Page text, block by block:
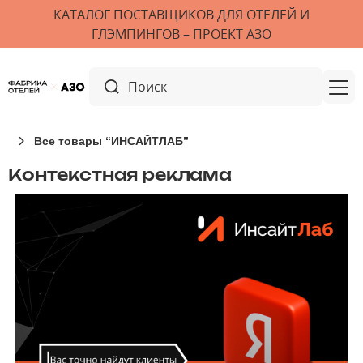
КАТАЛОГ ПОСТАВЩИКОВ ДЛЯ ОТЕЛЕЙ И
ГЛЭМПИНГОВ – ПРОЕКТ АЗО
Все товары “ИНСАЙТЛАБ”
Контекстная реклама